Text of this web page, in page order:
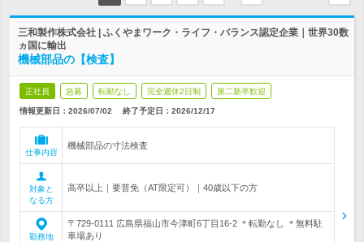
三和製作株式会社 | ふくやまワーク・ライフ・バランス認定企業｜世界30数
ヵ国に輸出
機械部品の【検査】
正社員 急募 転勤なし 完全週休2日制 第二新卒歓迎
情報更新日：2026/07/02 終了予定日： 2026/12/17
仕事内容
機械部品の寸法検査
対象と
なる方
高卒以上｜要普免（AT限定可）｜40歳以下の方
勤務地
〒729-0111 広島県福山市今津町6丁目16-2 ＊転勤なし ＊無料駐
車場あり